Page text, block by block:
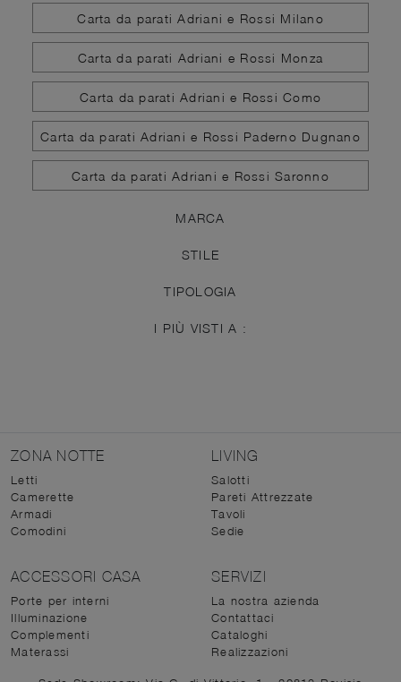
Carta da parati Adriani e Rossi Milano
Carta da parati Adriani e Rossi Monza
Carta da parati Adriani e Rossi Como
Carta da parati Adriani e Rossi Paderno Dugnano
Carta da parati Adriani e Rossi Saronno
MARCA
STILE
TIPOLOGIA
I PIÙ VISTI A :
ZONA NOTTE
Letti
Camerette
Armadi
Comodini
LIVING
Salotti
Pareti Attrezzate
Tavoli
Sedie
ACCESSORI CASA
Porte per interni
Illuminazione
Complementi
Materassi
SERVIZI
La nostra azienda
Contattaci
Cataloghi
Realizzazioni